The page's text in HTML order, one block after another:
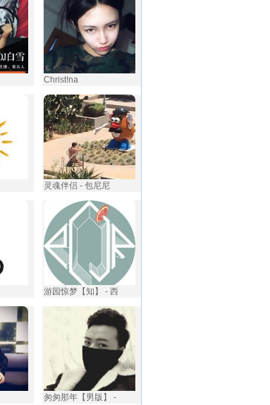
Christ!na
灵魂伴侣 - 包尼尼
游园惊梦【知】 - 西
匆匆那年【男版】 -